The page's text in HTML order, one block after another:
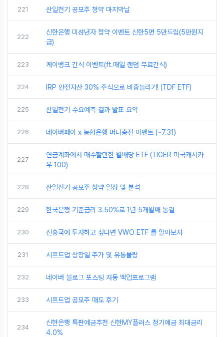
221 산일전기 공모주 청약 마지막날
222
신한은행 미성년자 청약 이벤트 신한5면 5만드림(5만원지
급)
223 케이뱅크 간식 이벤트(ft.매일 랜덤 무료간식)
224 IRP 안전자산 30% 주식으로 비중늘리기! (TDF ETF)
225 산일전기 수요예측 결과 발표 요약
226 네이버페이 x 농협은행 머니충전 이벤트 (~7.31)
227
연금계좌에서 매수할만한 월배당 ETF (TIGER 미국캐시카
우 100)
228 산일전기 공모주 청약 일정 및 분석
229 한국은행 기준금리 3.50%로 1년 5개월째 동결
230 신흥국에 투자하고 싶다면 VWO ETF 를 알아보자
231 시프트업 상장일 주가 및 유통물량
232 네이버 블로그 포스팅 자동 백업프로그램
233 시프트업 공모주 매도 후기
234
신한은행 특판예금추천 신한MY플러스 정기예금 최대금리
4.0%